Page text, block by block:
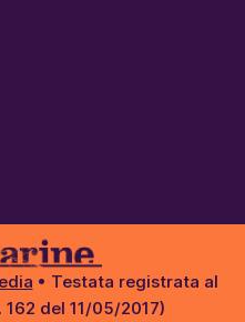
• Testata registrata al
del 11/05/2017)